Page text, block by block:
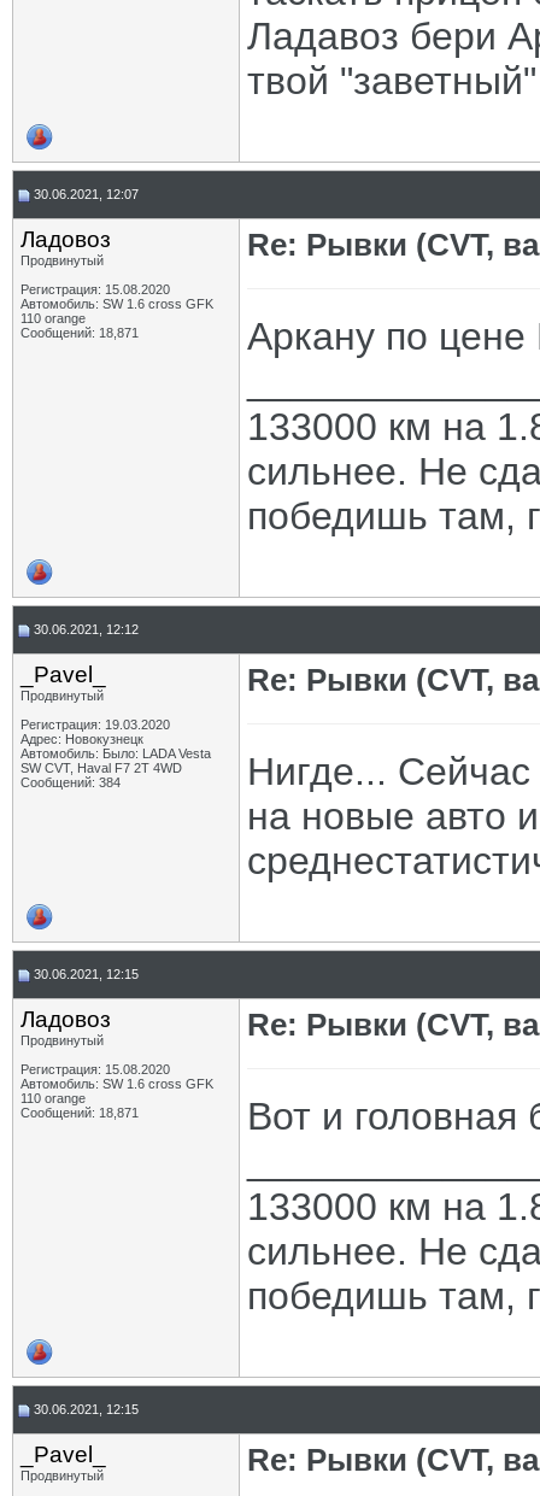
Ладавоз бери
твой
30.06.2021, 12:07
Ладовоз
Продвинутый
Регистрация: 15.08.2020
Автомобиль: SW 1.6 cross GFK
110 orange
Сообщений: 18,871
Re: Рывки (CVT,
Аркану по цене
133000 км на
сильнее. Не
победишь там,
30.06.2021, 12:12
_Pavel_
Продвинутый
Регистрация: 19.03.2020
Адрес: Новокузнецк
Автомобиль: Было: LADA Vesta
SW CVT, Haval F7 2T 4WD
Сообщений: 384
Re: Рывки (CVT,
Нигде...
на новые авто
30.06.2021, 12:15
Ладовоз
Продвинутый
Регистрация: 15.08.2020
Автомобиль: SW 1.6 cross GFK
110 orange
Сообщений: 18,871
Re: Рывки (CVT,
Вот и головная
133000 км на
сильнее. Не
победишь там,
30.06.2021, 12:15
_Pavel_
Продвинутый
Re: Рывки (CVT,